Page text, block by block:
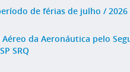
de férias de julho / 2026
da Aeronáutica pelo
SRQ